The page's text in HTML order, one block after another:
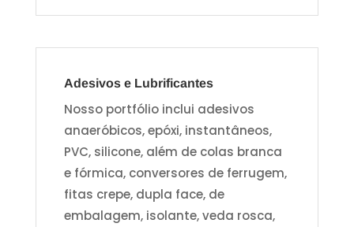
Adesivos e Lubrificantes
Nosso portfólio inclui adesivos
anaeróbicos, epóxi, instantâneos,
PVC, silicone, além de colas branca
e fórmica, conversores de ferrugem,
fitas crepe, dupla face, de
embalagem, isolante, veda rosca,